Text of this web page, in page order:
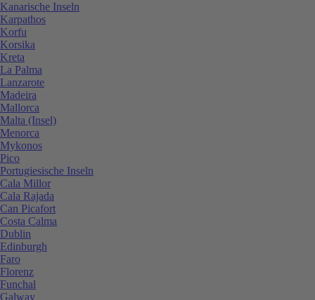
Kanarische Inseln
Karpathos
Korfu
Korsika
Kreta
La Palma
Lanzarote
Madeira
Mallorca
Malta (Insel)
Menorca
Mykonos
Pico
Portugiesische Inseln
Cala Millor
Cala Rajada
Can Picafort
Costa Calma
Dublin
Edinburgh
Faro
Florenz
Funchal
Galway